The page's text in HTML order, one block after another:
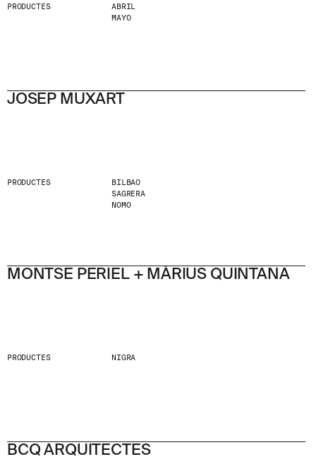
PRODUCTES
ABRIL
MAYO
JOSEP MUXART
PRODUCTES
BILBAO
SAGRERA
NOMO
MONTSE PERIEL + MÀRIUS QUINTANA
PRODUCTES NIGRA
BCQ ARQUITECTES